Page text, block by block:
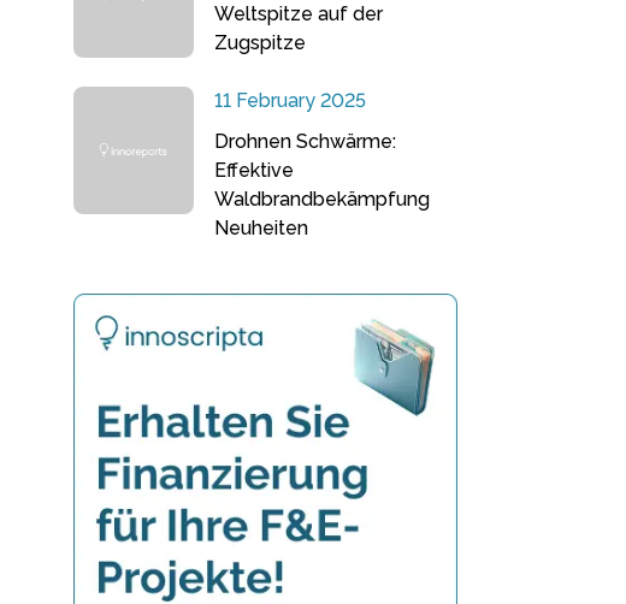
Weltspitze auf der
Zugspitze
11 February 2025
Drohnen Schwärme:
Effektive
Waldbrandbekämpfung
Neuheiten